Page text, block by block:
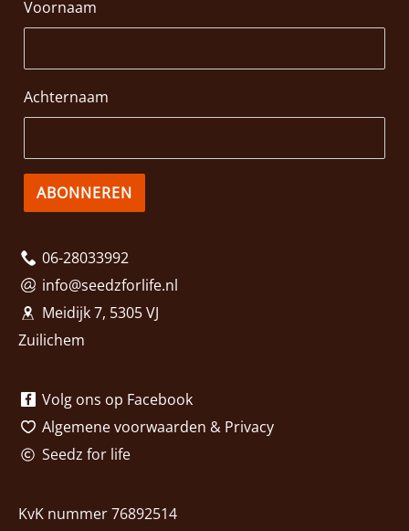
Voornaam
Achternaam
ABONNEREN
06-28033992
info@seedzforlife.nl
Meidijk 7, 5305 VJ
Zuilichem
Volg ons op Facebook
Algemene voorwaarden & Privacy
Seedz for life
KvK nummer 76892514